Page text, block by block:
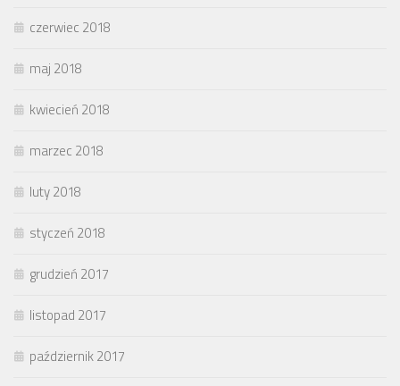
czerwiec 2018
maj 2018
kwiecień 2018
marzec 2018
luty 2018
styczeń 2018
grudzień 2017
listopad 2017
październik 2017